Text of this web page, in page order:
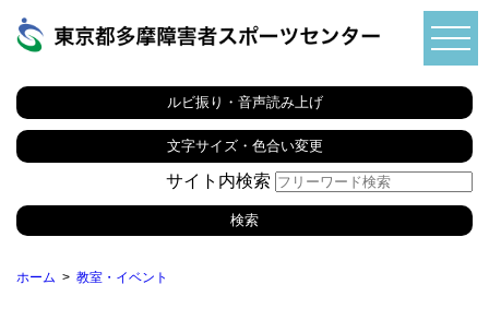
ルビ振り・音声読み上げ
文字サイズ・色合い変更
サイト内検索
ホーム 教室・イベント